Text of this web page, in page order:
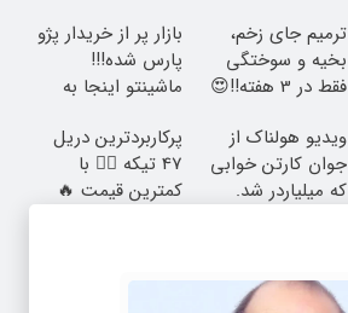
ترمیم جای زخم،
بخیه و سوختگی
فقط در 3 هفته!!😍
بازار پر از خریدار پژو
پارس شده!!!
ماشینتو اینجا به
ویدیو هولناک از
جوان کارتن خوابی
که میلیاردر شد.
پرکاربردترین دریل
47 تیکه 👈🏻 با
کمترین قیمت 🔥